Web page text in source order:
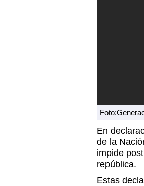
En
de la
impide
república.
Estas